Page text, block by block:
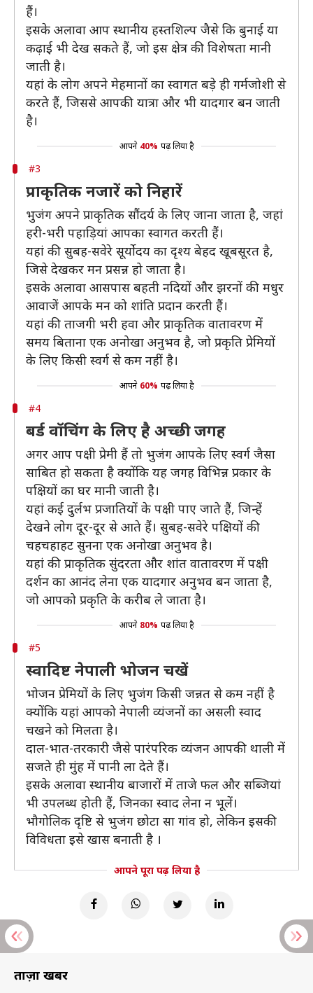
हैं।
इसके अलावा आप स्थानीय हस्तशिल्प जैसे कि बुनाई या
कढ़ाई भी देख सकते हैं, जो इस क्षेत्र की विशेषता मानी
जाती है।
यहां के लोग अपने मेहमानों का स्वागत बड़े ही गर्मजोशी से
करते हैं, जिससे आपकी यात्रा और भी यादगार बन जाती
है।
आपने 40% पढ़ लिया है
#3
प्राकृतिक नजारें को निहारें
भुजंग अपने प्राकृतिक सौंदर्य के लिए जाना जाता है, जहां
हरी-भरी पहाड़ियां आपका स्वागत करती हैं।
यहां की सुबह-सवेरे सूर्योदय का दृश्य बेहद खूबसूरत है,
जिसे देखकर मन प्रसन्न हो जाता है।
इसके अलावा आसपास बहती नदियों और झरनों की मधुर
आवाजें आपके मन को शांति प्रदान करती हैं।
यहां की ताजगी भरी हवा और प्राकृतिक वातावरण में
समय बिताना एक अनोखा अनुभव है, जो प्रकृति प्रेमियों
के लिए किसी स्वर्ग से कम नहीं है।
आपने 60% पढ़ लिया है
#4
बर्ड वॉचिंग के लिए है अच्छी जगह
अगर आप पक्षी प्रेमी हैं तो भुजंग आपके लिए स्वर्ग जैसा
साबित हो सकता है क्योंकि यह जगह विभिन्न प्रकार के
पक्षियों का घर मानी जाती है।
यहां कई दुर्लभ प्रजातियों के पक्षी पाए जाते हैं, जिन्हें
देखने लोग दूर-दूर से आते हैं। सुबह-सवेरे पक्षियों की
चहचहाहट सुनना एक अनोखा अनुभव है।
यहां की प्राकृतिक सुंदरता और शांत वातावरण में पक्षी
दर्शन का आनंद लेना एक यादगार अनुभव बन जाता है,
जो आपको प्रकृति के करीब ले जाता है।
आपने 80% पढ़ लिया है
#5
स्वादिष्ट नेपाली भोजन चखें
भोजन प्रेमियों के लिए भुजंग किसी जन्नत से कम नहीं है
क्योंकि यहां आपको नेपाली व्यंजनों का असली स्वाद
चखने को मिलता है।
दाल-भात-तरकारी जैसे पारंपरिक व्यंजन आपकी थाली में
सजते ही मुंह में पानी ला देते हैं।
इसके अलावा स्थानीय बाजारों में ताजे फल और सब्जियां
भी उपलब्ध होती हैं, जिनका स्वाद लेना न भूलें।
भौगोलिक दृष्टि से भुजंग छोटा सा गांव हो, लेकिन इसकी
विविधता इसे खास बनाती है ।
आपने पूरा पढ़ लिया है
ताज़ा खबरें